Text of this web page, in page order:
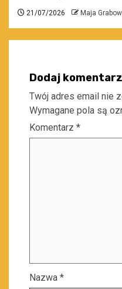
21/07/2026 Maja
Dodaj komentarz
Twój adres email nie
Wymagane pola są
Komentarz *
Nazwa *